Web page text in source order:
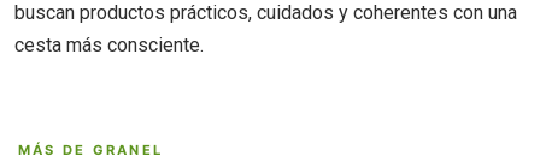
buscan productos prácticos, cuidados y coherentes con una
cesta más consciente.
MÁS DE GRANEL